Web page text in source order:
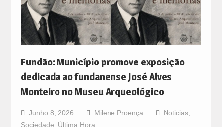
Fundão: Município promove exposição
dedicada ao fundanense José Alves
Monteiro no Museu Arqueológico
Junho 8, 2026 Milene Proença Noticias,
Sociedade, Última Hora